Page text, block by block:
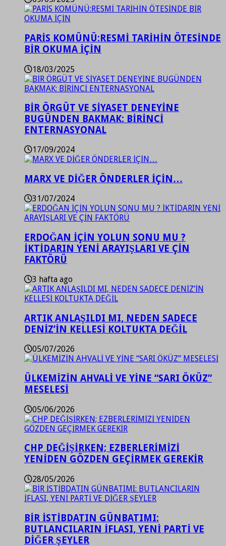
PARİS KOMÜNÜ:RESMİ TARİHİN ÖTESİNDE
BİR OKUMA İÇİN
18/03/2025
BİR ÖRGÜT VE SİYASET DENEYİNE
BUGÜNDEN BAKMAK: BİRİNCİ
ENTERNASYONAL
17/09/2024
MARX VE DİĞER ÖNDERLER İÇİN…
31/07/2024
ERDOĞAN İÇİN YOLUN SONU MU ?
İKTİDARIN YENİ ARAYIŞLARI VE ÇİN
FAKTÖRÜ
3 hafta ago
ARTIK ANLAŞILDI MI, NEDEN SADECE
DENİZ’İN KELLESİ KOLTUKTA DEĞİL
05/07/2026
ÜLKEMİZİN AHVALİ VE YİNE “SARI ÖKÜZ”
MESELESİ
05/06/2026
CHP DEĞİŞİRKEN; EZBERLERİMİZİ
YENİDEN GÖZDEN GEÇİRMEK GEREKİR
28/05/2026
BİR İSTİBDATIN GÜNBATIMI:
BUTLANCILARIN İFLASI, YENİ PARTİ VE
DİĞER ŞEYLER